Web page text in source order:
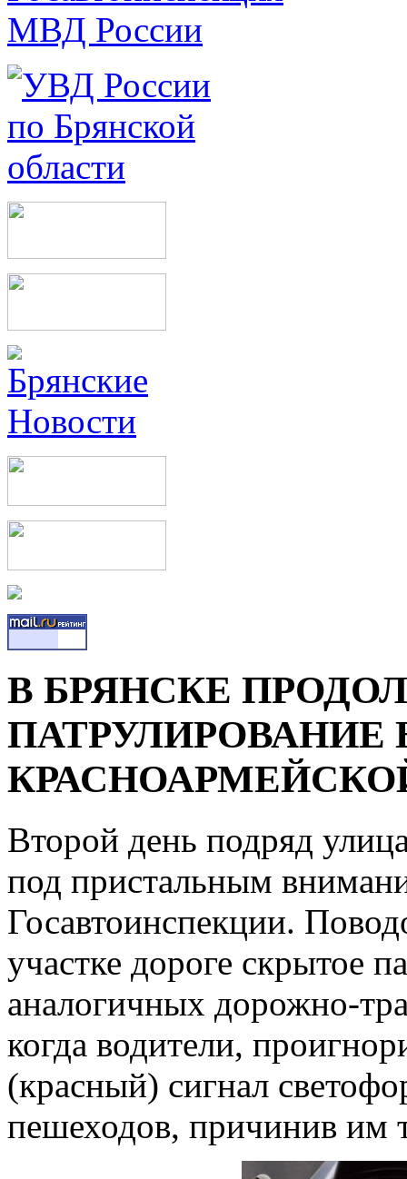
В БРЯНСКЕ
Второй день подряд
под пристальным
Госавтоинспекции.
участке дороге скрытое
аналогичных дорожно-
когда водители,
(красный) сигнал
пешеходов, причинив им